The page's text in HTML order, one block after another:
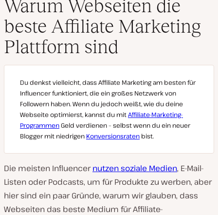
Warum Webseiten die
beste Affiliate Marketing
Plattform sind
Du denkst vielleicht, dass Affiliate Marketing am besten für
Influencer funktioniert, die ein großes Netzwerk von
Followern haben. Wenn du jedoch weißt, wie du deine
Webseite optimierst, kannst du mitAffiliate-Marketing-
ProgrammenGeld verdienen – selbst wenn du ein neuer
Blogger mit niedrigen Konversionsraten bist.
Die meisten Influencernutzen soziale Medien, E-Mail-
Listen oder Podcasts, um für Produkte zu werben, aber
hier sind ein paar Gründe, warum wir glauben, dass
Webseiten das beste Medium für Affiliate-